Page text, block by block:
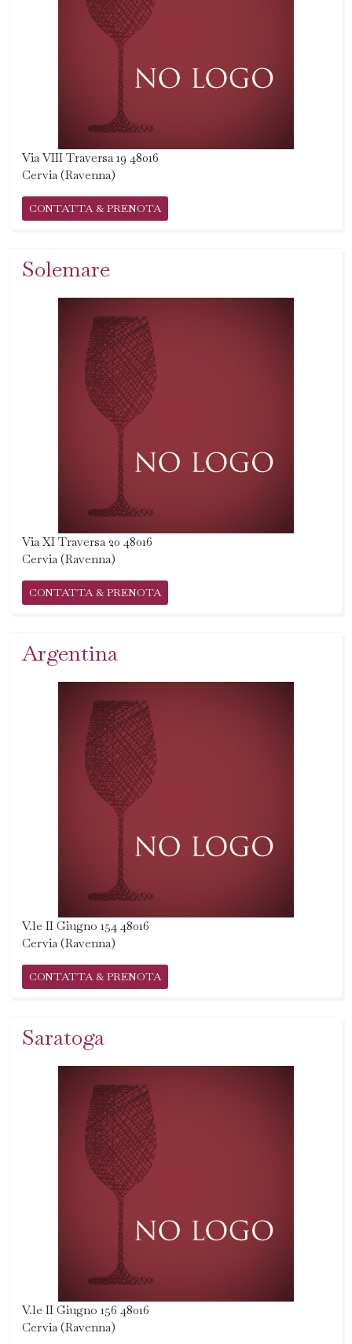
Via VIII Traversa 19 48016
Cervia (Ravenna)
CONTATTA & PRENOTA
Solemare
Via XI Traversa 20 48016
Cervia (Ravenna)
CONTATTA & PRENOTA
Argentina
V.le II Giugno 154 48016
Cervia (Ravenna)
CONTATTA & PRENOTA
Saratoga
V.le II Giugno 156 48016
Cervia (Ravenna)